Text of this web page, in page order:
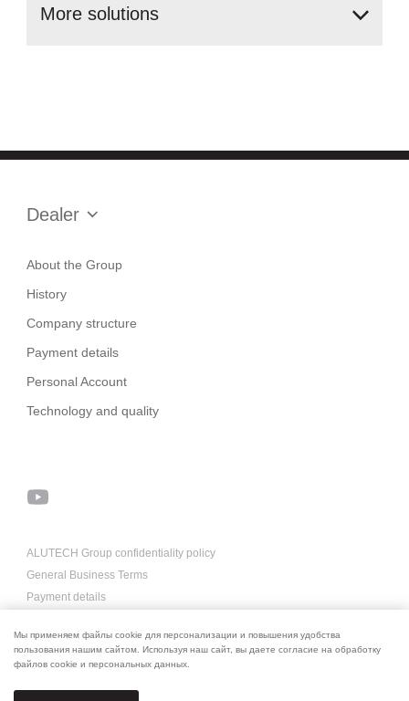
More solutions
Dealer
About the Group
History
Company structure
Payment details
Personal Account
Technology and quality
ALUTECH Group confidentiality policy
General Business Terms
Payment details
Мы применяем файлы cookie для персонализации и повышения удобства
пользования нашим сайтом. Используя наш сайт, вы даете согласие на обработку
файлов cookie и персональных данных.